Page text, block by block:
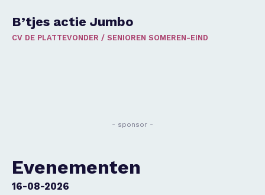
B’tjes actie Jumbo
CV DE PLATTEVONDER / SENIOREN SOMEREN-EIND
- sponsor -
Evenementen
16-08-2026